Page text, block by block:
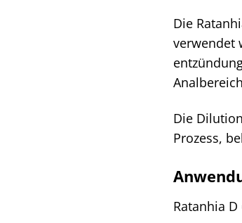
Die
verwendet
Die
Prozess,
Ratanhia